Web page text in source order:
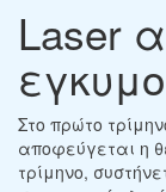
Laser
Στο πρώτο
αποφεύγεται η
τρίμηνο,